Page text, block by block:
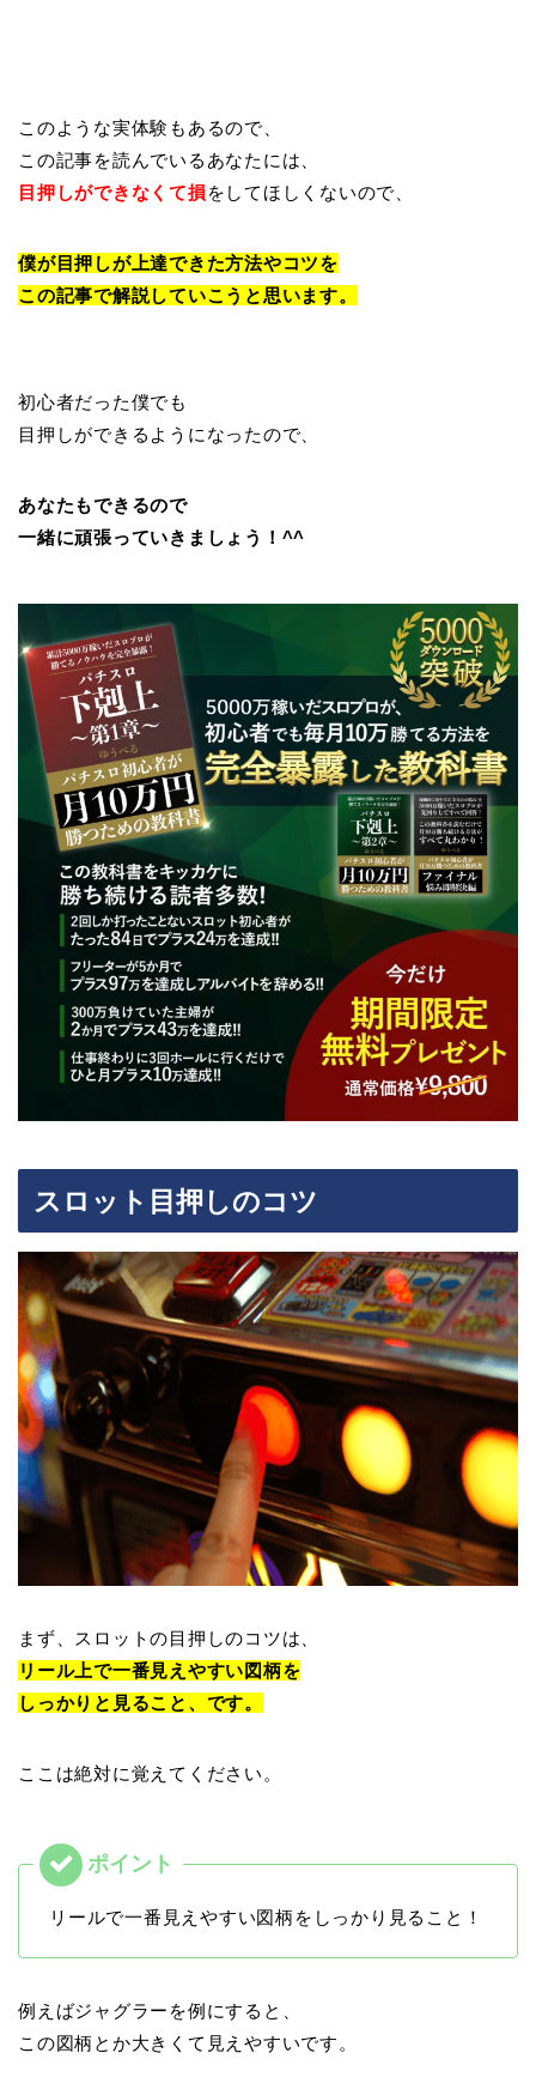
このような実体験もあるので、
この記事を読んでいるあなたには、
目押しができなくて損をしてほしくないので、
僕が目押しが上達できた方法やコツを
この記事で解説していこうと思います。
初心者だった僕でも
目押しができるようになったので、
あなたもできるので
一緒に頑張っていきましょう！^^
スロット目押しのコツ
まず、スロットの目押しのコツは、
リール上で一番見えやすい図柄を
しっかりと見ること、です。
ここは絶対に覚えてください。
リールで一番見えやすい図柄をしっかり見ること！
例えばジャグラーを例にすると、
この図柄とか大きくて見えやすいです。